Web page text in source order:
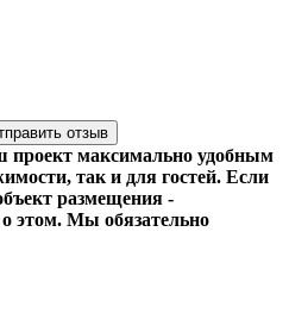
отзыв
проект максимально удобным
так и для гостей. Если
размещения -
этом. Мы обязательно